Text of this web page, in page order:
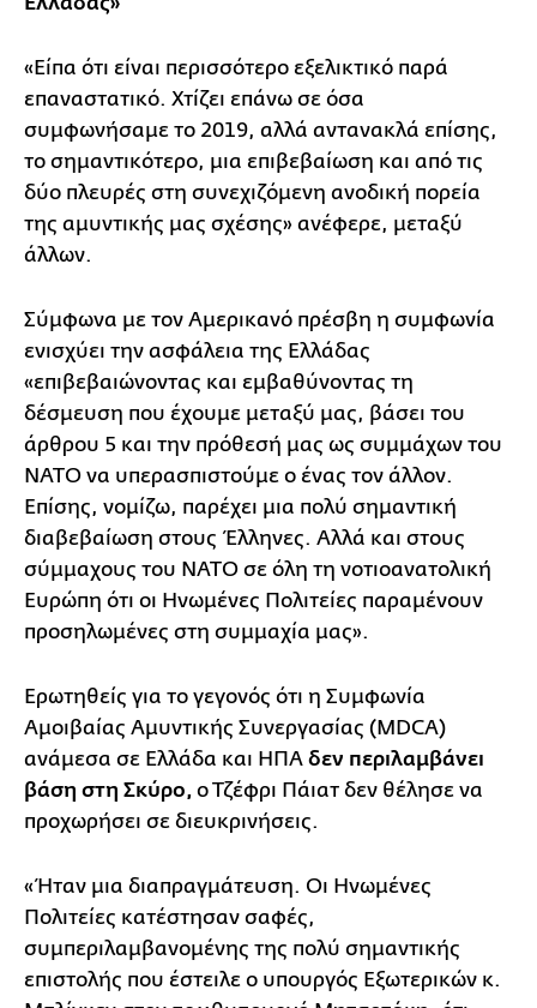
«Είπα ότι είναι περισσότερο εξελικτικό παρά
επαναστατικό. Χτίζει επάνω σε όσα
συμφωνήσαμε το 2019, αλλά αντανακλά επίσης,
το σημαντικότερο, μια επιβεβαίωση και από τις
δύο πλευρές στη συνεχιζόμενη ανοδική πορεία
της αμυντικής μας σχέσης» ανέφερε, μεταξύ
άλλων.
Σύμφωνα με τον Αμερικανό πρέσβη η συμφωνία
ενισχύει την ασφάλεια της Ελλάδας
«επιβεβαιώνοντας και εμβαθύνοντας τη
δέσμευση που έχουμε μεταξύ μας, βάσει του
άρθρου 5 και την πρόθεσή μας ως συμμάχων του
ΝΑΤΟ να υπερασπιστούμε ο ένας τον άλλον.
Επίσης, νομίζω, παρέχει μια πολύ σημαντική
διαβεβαίωση στους Έλληνες. Αλλά και στους
σύμμαχους του ΝΑΤΟ σε όλη τη νοτιοανατολική
Ευρώπη ότι οι Ηνωμένες Πολιτείες παραμένουν
προσηλωμένες στη συμμαχία μας».
Ερωτηθείς για το γεγονός ότι η Συμφωνία
Αμοιβαίας Αμυντικής Συνεργασίας (MDCA)
ανάμεσα σε Ελλάδα και ΗΠΑ δεν περιλαμβάνει
βάση στη Σκύρο, ο Τζέφρι Πάιατ δεν θέλησε να
προχωρήσει σε διευκρινήσεις.
«Ήταν μια διαπραγμάτευση. Οι Ηνωμένες
Πολιτείες κατέστησαν σαφές,
συμπεριλαμβανομένης της πολύ σημαντικής
επιστολής που έστειλε ο υπουργός Εξωτερικών κ.